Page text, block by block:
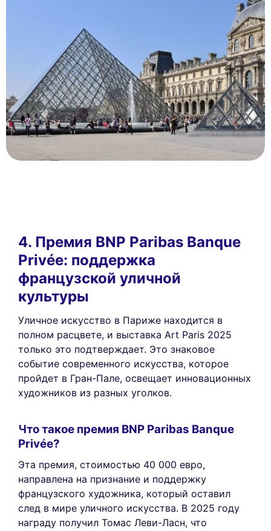
4. Премия BNP Paribas Banque
Privée: поддержка
французской уличной
культуры
Уличное искусство в Париже находится в
полном расцвете, и выставка Art Paris 2025
только это подтверждает. Это знаковое
событие современного искусства, которое
пройдет в Гран-Пале, освещает инновационных
художников из разных уголков.
Что такое премия BNP Paribas Banque
Privée?
Эта премия, стоимостью 40 000 евро,
направлена на признание и поддержку
французского художника, который оставил
след в мире уличного искусства. В 2025 году
награду получил Томас Леви-Ласн, что